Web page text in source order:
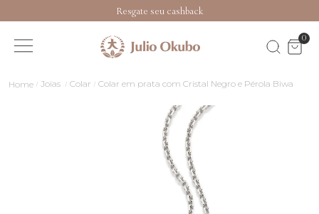
Resgate seu cashback
0
Joias Colar Colar em prata com Cristal Negro e Pérola Biwa